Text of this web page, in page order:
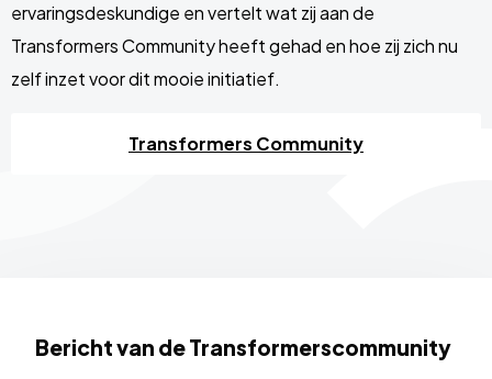
ervaringsdeskundige en vertelt wat zij aan de
Transformers Community heeft gehad en hoe zij zich nu
zelf inzet voor dit mooie initiatief.
Transformers Community
Bericht van de Transformerscommunity